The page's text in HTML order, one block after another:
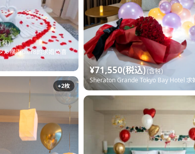
¥71,550(税込)(含税)
Sheraton Grande Tokyo Bay Hotel 求
税)
ル横浜pier8的求婚惊喜
+2枚